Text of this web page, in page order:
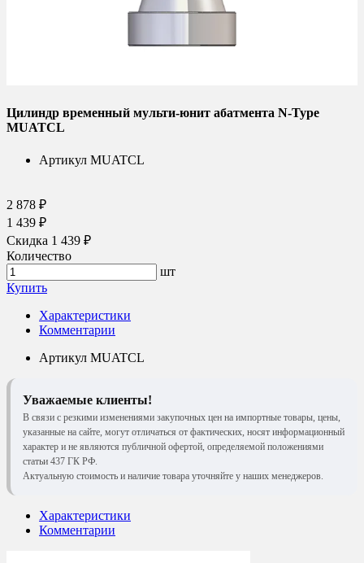
Цилиндр временный мульти-юнит абатмента N-Type
MUATCL
Артикул MUATCL
2 878 ₽
1 439 ₽
Скидка 1 439 ₽
Количество
шт
Купить
Характеристики
Комментарии
Артикул MUATCL
Уважаемые клиенты!
В связи с резкими изменениями закупочных цен на импортные товары, цены,
указанные на сайте, могут отличаться от фактических, носят информационный
характер и не являются публичной офертой, определяемой положениями
статьи 437 ГК РФ.
Актуальную стоимость и наличие товара уточняйте у наших менеджеров.
Характеристики
Комментарии